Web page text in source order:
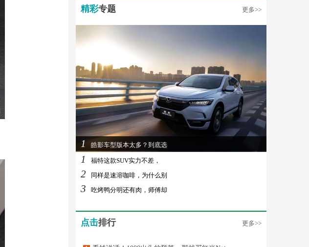
精彩专题 更多>>
1 皓影车型版本太多？到底选
1 福特这款SUV实力不差，
2 同样是速溶咖啡，为什么别
3 吃烤鸭分明还有肉，师傅却
点击排行 更多>>